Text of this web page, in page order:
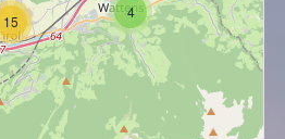
4
15